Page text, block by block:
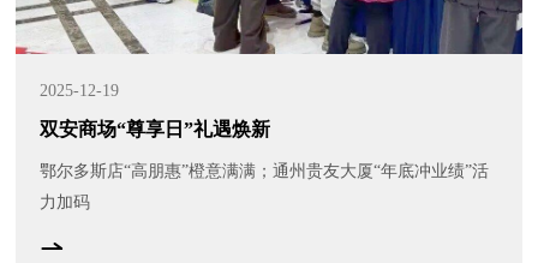
2025-12-19
双安商场“尊享日”礼遇焕新
鄂尔多斯店“高朋惠”橙意满满；通州贵友大厦“年底冲业绩”活
力加码